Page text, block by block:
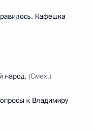
Кафешка
народ. (Смех.)
к Владимиру